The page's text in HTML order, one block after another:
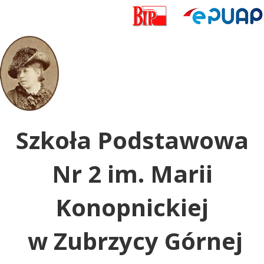
zawiera
system
dostępności.
Szkoła Podstawowa
Nr 2 im. Marii
Konopnickiej
w Zubrzycy Górnej